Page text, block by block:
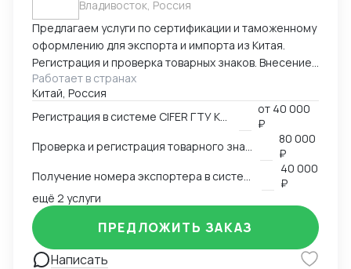
Владивосток, Россия
Предлагаем услуги по сертификации и таможенному
оформлению для экспорта и импорта из Китая.
Регистрация и проверка товарных знаков. Внесение
в таможенный реестр товарных знаков.
Изготовление маркировки для пищевой продукции
для реализации в Китае. Получение номера
HS и CIQ кодов.
Работает в странах
Китай, Россия
от 40 000
₽
80 000
₽
40 000
₽
ещё 2 услуги
Написать
ПРЕДЛОЖИТЬ ЗАКАЗ